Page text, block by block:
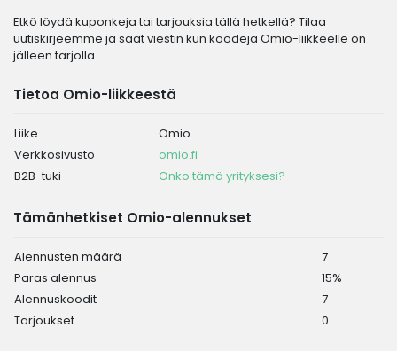
Etkö löydä kuponkeja tai tarjouksia tällä hetkellä? Tilaa
uutiskirjeemme ja saat viestin kun koodeja Omio-liikkeelle on
jälleen tarjolla.
Tietoa Omio-liikkeestä
Liike
Omio
Verkkosivusto
omio.fi
B2B-tuki
Onko tämä yrityksesi?
Tämänhetkiset Omio-alennukset
Alennusten määrä
7
Paras alennus
15%
Alennuskoodit
7
Tarjoukset
0